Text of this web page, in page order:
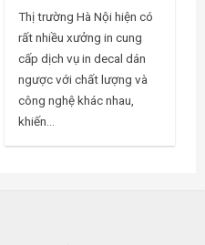
Thị trường Hà Nội hiện có
rất nhiều xưởng in cung
cấp dịch vụ in decal dán
ngược với chất lượng và
công nghệ khác nhau,
khiến...